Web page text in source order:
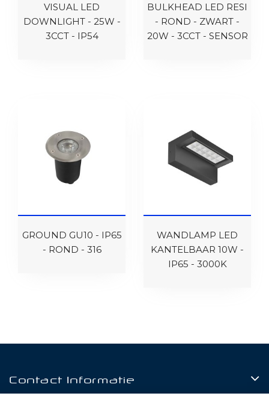
VISUAL LED
DOWNLIGHT - 25W -
3CCT - IP54
BULKHEAD LED RESI
- ROND - ZWART -
20W - 3CCT - SENSOR
GROUND GU10 - IP65
- ROND - 316
WANDLAMP LED
KANTELBAAR 10W -
IP65 - 3000K
Contact Informatie